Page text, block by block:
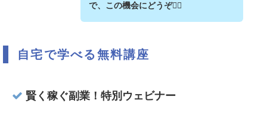
で、この機会にどうぞ💁‍♂️
自宅で学べる無料講座
賢く稼ぐ副業！特別ウェビナー